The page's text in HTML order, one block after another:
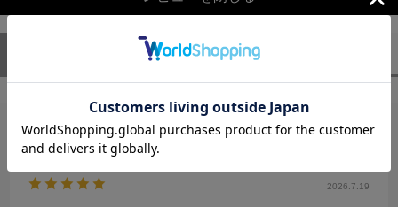
（1） スタッフレビュー
絞り込み 表示：新しい順
2026.7.19